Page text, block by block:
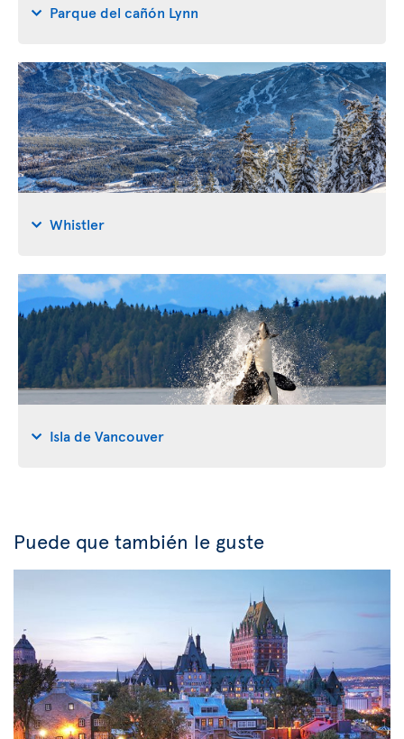
Parque del cañón Lynn
Whistler
Isla de Vancouver
Puede que también le guste